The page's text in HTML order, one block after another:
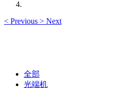
< Previous > Next
全部
光端机